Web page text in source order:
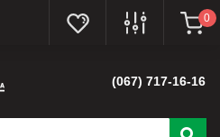
0
(067) 717-16-16